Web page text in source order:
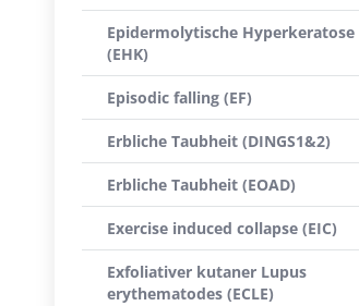
Epidermolytische Hyperkeratose
(EHK)
Episodic falling (EF)
Erbliche Taubheit (DINGS1&2)
Erbliche Taubheit (EOAD)
Exercise induced collapse (EIC)
Exfoliativer kutaner Lupus
erythematodes (ECLE)